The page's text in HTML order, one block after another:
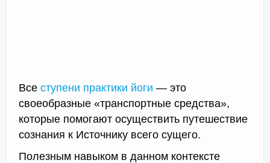
Все ступени практики йоги — это
своеобразные «транспортные средства»,
которые помогают осуществить путешествие
сознания к Источнику всего сущего.
Полезным навыком в данном контексте